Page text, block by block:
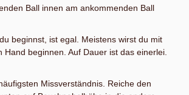
Ball innen am ankommenden Ball
beginnst, ist egal. Meistens wirst du mit
Hand beginnen. Auf Dauer ist das einerlei.
Missverständnis. Reiche den